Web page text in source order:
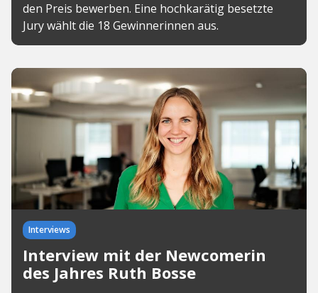
den Preis bewerben. Eine hochkarätig besetzte
Jury wählt die 18 Gewinnerinnen aus.
Interviews
Interview mit der Newcomerin
des Jahres Ruth Bosse